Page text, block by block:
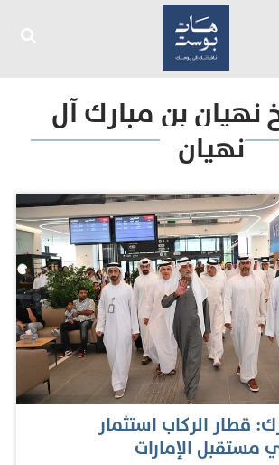
نهيان بن مبارك آل
نهيان
قطار الركاب استثمار
مستقبل الإمارات